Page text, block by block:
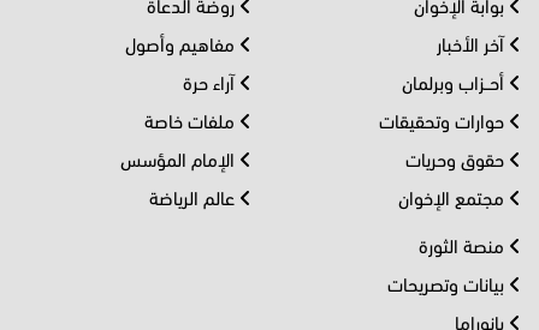
آخر الأخبار
أحــزاب وبرلمان
حوارات وتحقيقات
حقوق وحريات
مجتمع الإخوان
مفاهيم وأصول
آراء حرة
ملفات خاصة
الإمام المؤسس
عالم الرياضة
منصة الثورة
بيانات وتصريحات
بانوراما